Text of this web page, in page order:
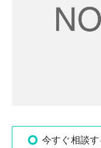
今すぐ相談す